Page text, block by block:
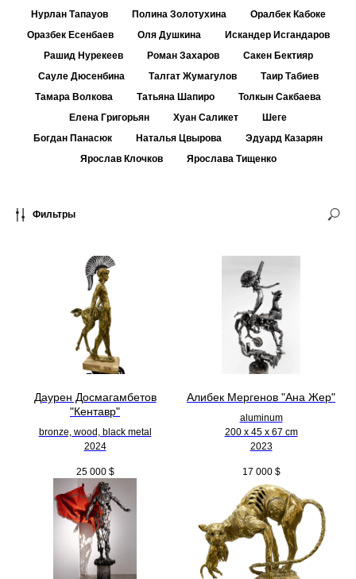
Нурлан Тапауов
Полина Золотухина
Оралбек Кабоке
Оразбек Есенбаев
Оля Душкина
Искандер Исгандаров
Рашид Нурекеев
Роман Захаров
Сакен Бектияр
Сауле Дюсенбина
Талгат Жумагулов
Таир Табиев
Тамара Волкова
Татьяна Шапиро
Толкын Сакбаева
Елена Григорьян
Хуан Саликет
Шеге
Богдан Панасюк
Наталья Цвырова
Эдуард Казарян
Ярослав Клочков
Ярослава Тищенко
Фильтры
Даурен Досмагамбетов
"Кентавр"
bronze, wood, black metal
2024
25 000 $
Алибек Мергенов "Ана Жер"
aluminum
200 х 45 х 67 cm
2023
17 000 $